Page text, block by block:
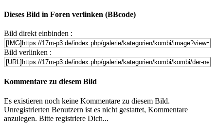
Dieses Bild in Foren verlinken (BBcode)
Bild direkt einbinden :
Bild verlinken :
Kommentare zu diesem Bild
Es existieren noch keine Kommentare zu diesem Bild.
Unregistrierten Benutzern ist es nicht gestattet, Kommentare
anzulegen. Bitte registriere Dich...